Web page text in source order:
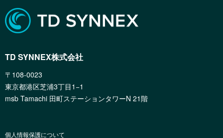
TD SYNNEX株式会社
〒108-0023
東京都港区芝浦3丁目1−1
msb Tamachi 田町ステーションタワーN 21階
個人情報保護について